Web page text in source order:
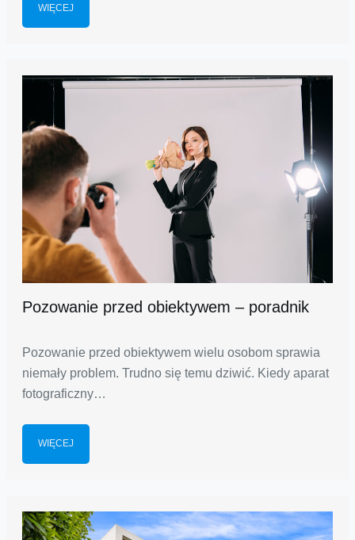
WIĘCEJ
Pozowanie przed obiektywem – poradnik
Pozowanie przed obiektywem wielu osobom sprawia
niemały problem. Trudno się temu dziwić. Kiedy aparat
fotograficzny…
WIĘCEJ